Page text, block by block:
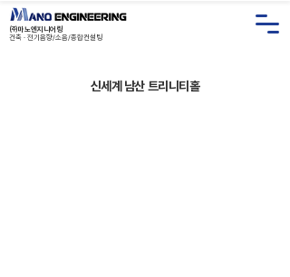
㈜마노엔지니어링
건축 · 전기음향/소음/종합컨설 팅
신세계 남산 트리니티홀